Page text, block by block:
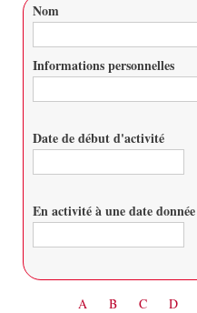
Vous êtes ici
Nom
Informations personnelles
Date de début d'activité
En activité à une date donnée
A B C D